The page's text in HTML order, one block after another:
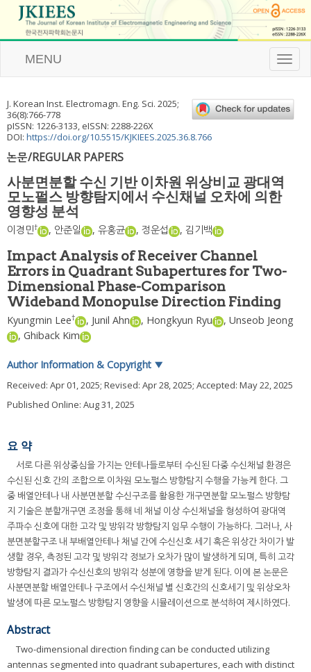
T
o
l
e
MENU
J. Korean Inst. Electromagn. Eng. Sci. 2025;
36(8):766-778
pISSN: 1226-3133, eISSN: 2288-226X
DOI: https://doi.org/10.5515/KJKIEES.2025.36.8.766
논문/REGULAR PAPERS
사분면분할 수신 기반 이차원 위상비교 광대역
모노펄스 방향탐지에서 수신채널 오차에 의한
영향성 분석
이경민† , 안준일 , 유홍균 , 정운섭 , 김기백
Impact Analysis of Receiver Channel
Errors in Quadrant Subapertures for Two-
Dimensional Phase-Comparison
Wideband Monopulse Direction Finding
Kyungmin Lee† , Junil Ahn , Hongkyun Ryu , Unseob Jeong
, Ghiback Kim
Author Information & Copyright ▼
Received: Apr 01, 2025; Revised: Apr 28, 2025; Accepted: May 22, 2025
Published Online: Aug 31, 2025
요 약
서로 다른 위상중심을 가지는 안테나들로부터 수신된 다중 수신채널 환경은
수신된 신호 간의 조합으로 이차원 모노펄스 방향탐지 수행을 가능케 한다. 그
중 배열안테나 내 사분면분할 수신구조를 활용한 개구면분할 모노펄스 방향탐
지 기술은 분할개구면 조정을 통해 네 채널 이상 수신채널을 형성하여 광대역
주파수 신호에 대한 고각 및 방위각 방향탐지 임무 수행이 가능하다. 그러나, 사
분면분할구조 내 부배열안테나 채널 간에 수신신호 세기 혹은 위상간 차이가 발
생할 경우, 측정된 고각 및 방위각 정보가 오차가 많이 발생하게 되며, 특히 고각
방향탐지 결과가 수신신호의 방위각 성분에 영향을 받게 된다. 이에 본 논문은
사분면분할 배열안테나 구조에서 수신채널 별 신호간의 신호세기 및 위상오차
발생에 따른 모노펄스 방향탐지 영향을 시뮬레이션으로 분석하여 제시하였다.
Abstract
Two-dimensional direction finding can be conducted utilizing
antennas segmented into quadrant subapertures, each with distinct